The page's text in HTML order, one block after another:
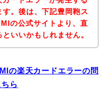
す。後は、下記豊岡鞄ス
の公式サイトより、直
いいかもしれません。
の楽天カードエラーの問
ら